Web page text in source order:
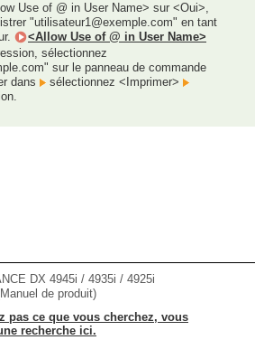
Use of @ in User Name> sur <Oui>,
"utilisateur1@exemple.com" en tant
<Allow Use of @ in User Name>
sélectionnez
sur le panneau de commande
dans
sélectionnez <Imprimer>
DX 4945i / 4935i / 4925i
de produit)
pas ce que vous cherchez, vous
recherche ici.